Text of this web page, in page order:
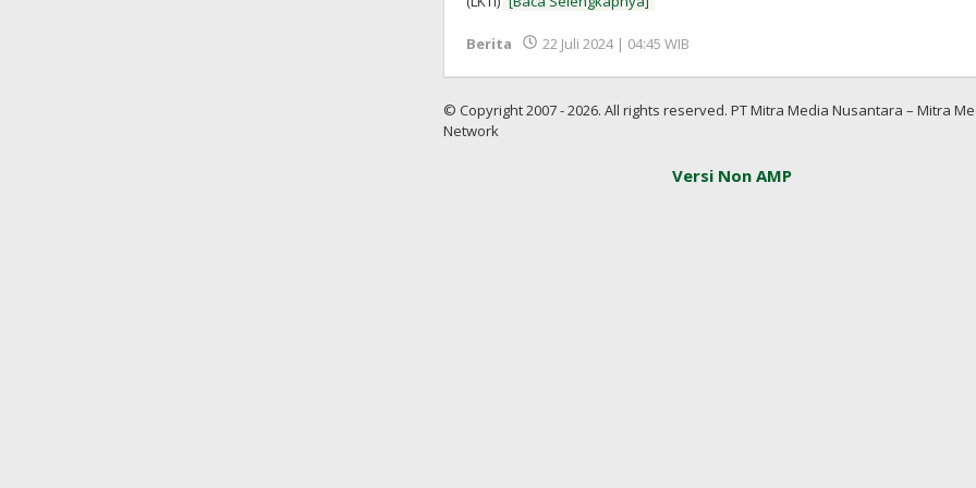
Berita 22 Juli 2024 | 04:45 WIB
InfoSAWIT
© Copyright 2007 - 2026. All rights reserved. PT Mitra Media Nusantara – Mitra
Network
Versi Non AMP